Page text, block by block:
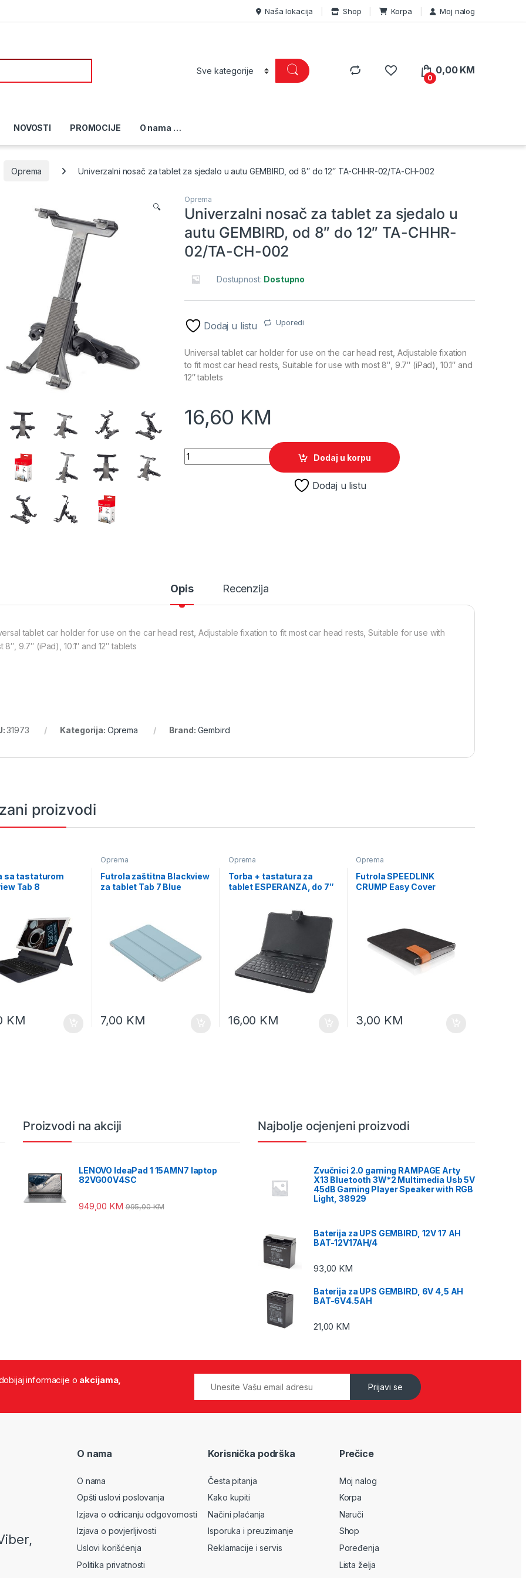
Naša lokacija Shop Korpa Moj nalog
0
0,00 KM
NOVOSTI PROMOCIJE O nama …
Oprema Univerzalni nosač za tablet za sjedalo u autu GEMBIRD, od 8″ do 12″ TA-CHHR-02/TA-CH-002
🔍
Oprema
Univerzalni nosač za tablet za sjedalo u
autu GEMBIRD, od 8″ do 12″ TA-CHHR-
02/TA-CH-002
Dostupnost: Dostupno
Dodaj u listu Uporedi
Universal tablet car holder for use on the car head rest, Adjustable fixation
to fit most car head rests, Suitable for use with most 8″, 9.7″ (iPad), 10.1″ and
12″ tablets
16,60 KM
Univerzalni nosač za tablet za sjedalo u autu GEMBIRD, od 8" do 12" TA-CHHR-
Dodaj u korpu
Dodaj u listu
Opis Recenzija
tablet car holder for use on the car head rest, Adjustable fixation to fit most car head rests, Suitable for use with
8″, 9.7″ (iPad), 10.1″ and 12″ tablets
31973 Kategorija: Oprema Brand: Gembird
proizvodi
sa tastaturom
Tab 8
KM
Oprema
Futrola zaštitna Blackview
za tablet Tab 7 Blue
7,00 KM
Oprema
Torba + tastatura za
tablet ESPERANZA, do 7″
16,00 KM
Oprema
Futrola SPEEDLINK
CRUMP Easy Cover
3,00 KM
Proizvodi na akciji
LENOVO IdeaPad 1 15AMN7 laptop
82VG00V4SC
949,00 KM 995,00KM
Najbolje ocjenjeni proizvodi
Zvučnici 2.0 gaming RAMPAGE Arty
X13 Bluetooth 3W*2 Multimedia Usb 5V
45dB Gaming Player Speaker with RGB
Light, 38929
Baterija za UPS GEMBIRD, 12V 17 AH
BAT-12V17AH/4
93,00 KM
Baterija za UPS GEMBIRD, 6V 4,5 AH
BAT-6V4.5AH
21,00 KM
informacije o akcijama,
Prijavi se
O nama
O nama
Opšti uslovi poslovanja
Izjava o odricanju odgovornosti
Izjava o povjerljivosti
Uslovi korišćenja
Politika privatnosti
Korisnička podrška
Česta pitanja
Kako kupiti
Načini plaćanja
Isporuka i preuzimanje
Reklamacije i servis
Prečice
Moj nalog
Korpa
Naruči
Shop
Poređenja
Lista želja